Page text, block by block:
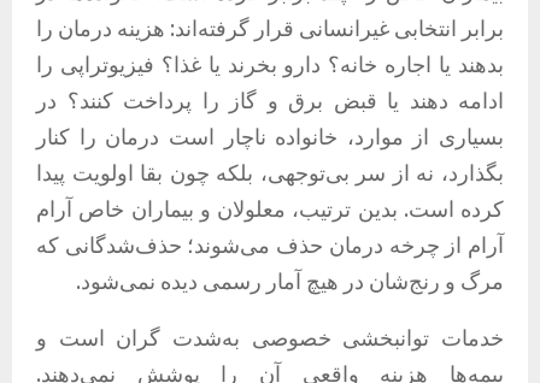
برابر انتخابی غیرانسانی قرار گرفته‌اند: هزینه درمان را
بدهند یا اجاره خانه؟ دارو بخرند یا غذا؟ فیزیوتراپی را
ادامه دهند یا قبض برق و گاز را پرداخت کنند؟ در
بسیاری از موارد، خانواده ناچار است درمان را کنار
بگذارد، نه از سر بی‌توجهی، بلکه چون بقا اولویت پیدا
کرده است. بدین ترتیب، معلولان و بیماران خاص آرام
‌آرام از چرخه درمان حذف می‌شوند؛ حذف‌شدگانی که
مرگ و رنج‌شان در هیچ آمار رسمی دیده نمی‌شود.
خدمات توانبخشی خصوصی به‌شدت گران است و
بیمه‌ها هزینه واقعی آن را پوشش نمی‌دهند.